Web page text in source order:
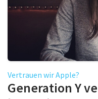
Vertrauen wir Apple?
Generation Y